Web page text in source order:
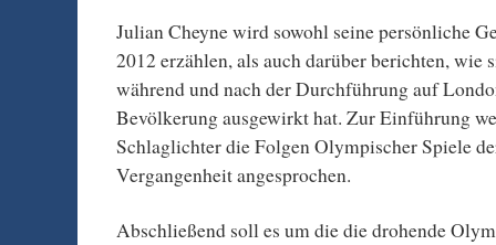
Julian Cheyne wird sowohl seine persönliche
2012 erzählen, als auch darüber berichten, wie
während und nach der Durchführung auf
Bevölkerung ausgewirkt hat. Zur Einführung
Schlaglichter die Folgen Olympischer Spiele
Vergangenheit angesprochen.
Abschließend soll es um die die drohende